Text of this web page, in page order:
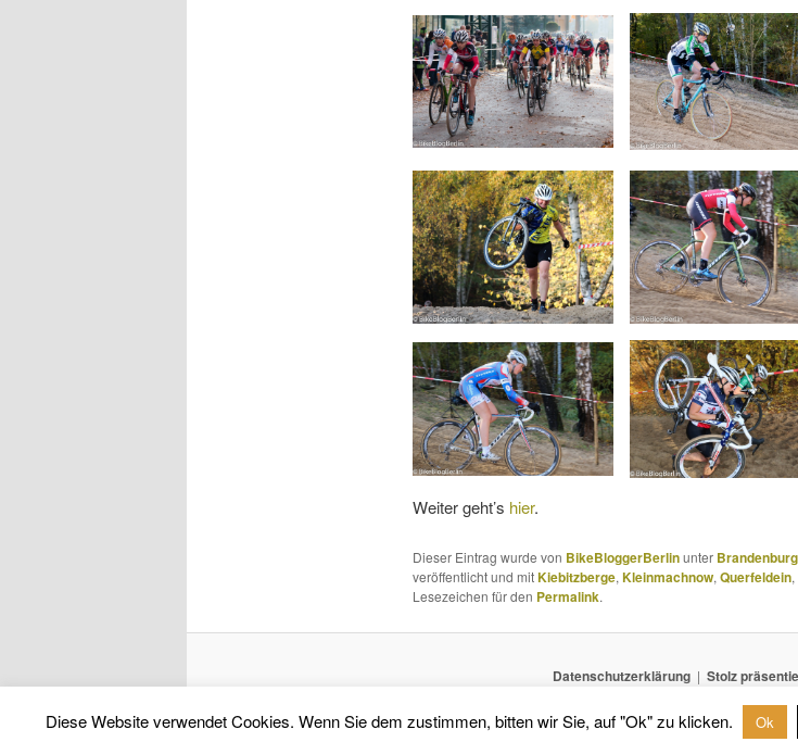
Weiter geht’s hier.
Dieser Eintrag wurde von BikeBloggerBerlinunter Brandenburg
veröffentlicht und mitKiebitzberge, Kleinmachnow, Querfeldein,
Lesezeichen für den Permalink.
Datenschutzerklärung Stolz
Diese Website verwendet Cookies. Wenn Sie dem zustimmen, bitten wir Sie, auf "Ok" zu klicken. Ok